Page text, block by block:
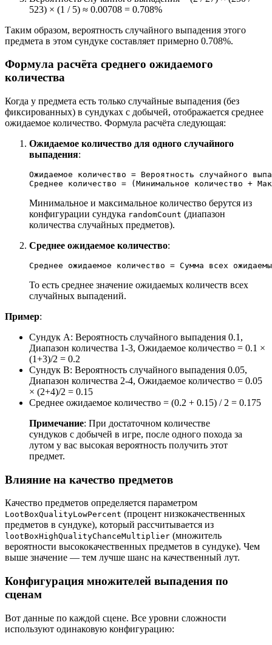
523) × (1 / 5) ≈ 0.00708 = 0.708%
Таким образом, вероятность случайного выпадения этого
предмета в этом сундуке составляет примерно 0.708%.
Формула расчёта среднего ожидаемого
количества
Когда у предмета есть только случайные выпадения (без
фиксированных) в сундуках с добычей, отображается среднее
ожидаемое количество. Формула расчёта следующая:
Ожидаемое количество для одного случайного
выпадения:
Ожидаемое количество = Вероятность случайного
Минимальное и максимальное количество берутся из
конфигурации сундука randomCount (диапазон
количества случайных предметов).
Среднее ожидаемое количество:
То есть среднее значение ожидаемых количеств всех
случайных выпадений.
Пример:
Сундук A: Вероятность случайного выпадения 0.1,
Диапазон количества 1-3, Ожидаемое количество = 0.1 ×
(1+3)/2 = 0.2
Сундук B: Вероятность случайного выпадения 0.05,
Диапазон количества 2-4, Ожидаемое количество = 0.05
× (2+4)/2 = 0.15
Среднее ожидаемое количество = (0.2 + 0.15) / 2 = 0.175
Примечание: При достаточном количестве
сундуков с добычей в игре, после одного похода за
лутом у вас высокая вероятность получить этот
предмет.
Влияние на качество предметов
Качество предметов определяется параметром
LootBoxQualityLowPercent (процент низкокачественных
предметов в сундуке), который рассчитывается из
lootBoxHighQualityChanceMultiplier (множитель
вероятности высококачественных предметов в сундуке). Чем
выше значение — тем лучше шанс на качественный лут.
Конфигурация множителей выпадения по
сценам
Вот данные по каждой сцене. Все уровни сложности
используют одинаковую конфигурацию: